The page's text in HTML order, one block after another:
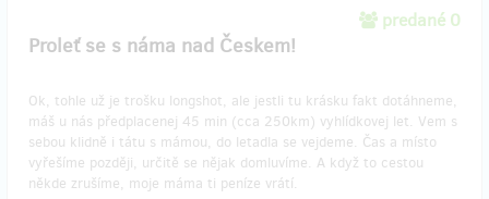
predané 0
Proleť se s náma nad Českem!
Ok, tohle už je trošku longshot, ale jestli tu krásku fakt dotáhneme,
máš u nás předplacenej 45 min (cca 250km) vyhlídkovej let. Vem s
sebou klidně i tátu s mámou, do letadla se vejdeme. Čas a místo
vyřešíme později, určitě se nějak domluvíme. A když to cestou
někde zrušíme, moje máma ti peníze vrátí.